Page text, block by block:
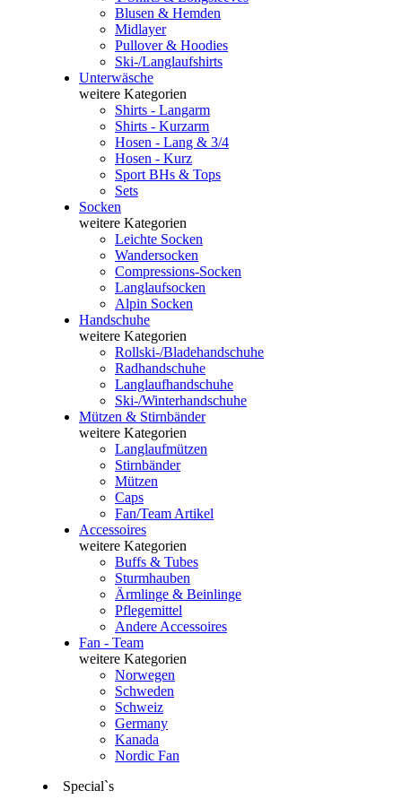
Blusen & Hemden
Midlayer
Pullover & Hoodies
Ski-/Langlaufshirts
Unterwäsche
weitere Kategorien
Shirts - Langarm
Shirts - Kurzarm
Hosen - Lang & 3/4
Hosen - Kurz
Sport BHs & Tops
Sets
Socken
weitere Kategorien
Leichte Socken
Wandersocken
Compressions-Socken
Langlaufsocken
Alpin Socken
Handschuhe
weitere Kategorien
Rollski-/Bladehandschuhe
Radhandschuhe
Langlaufhandschuhe
Ski-/Winterhandschuhe
Mützen & Stirnbänder
weitere Kategorien
Langlaufmützen
Stirnbänder
Mützen
Caps
Fan/Team Artikel
Accessoires
weitere Kategorien
Buffs & Tubes
Sturmhauben
Ärmlinge & Beinlinge
Pflegemittel
Andere Accessoires
Fan - Team
weitere Kategorien
Norwegen
Schweden
Schweiz
Germany
Kanada
Nordic Fan
Special`s